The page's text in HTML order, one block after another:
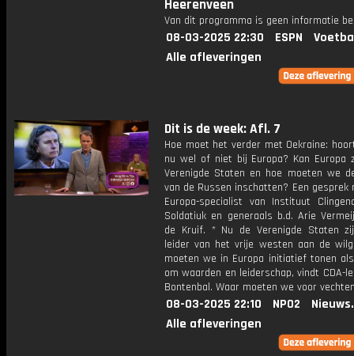
Heerenveen
Van dit programma is geen informatie
08-03-2025 22:30 ESPN
Alle afleveringen
Dit is de week: Afl. 7
Hoe moet het verder met Oekraine:
nu wel of niet bij Europa? Kan Europa
Verenigde Staten en hoe moeten we
van de Russen inschatten? Een gesprek
Europa-specialist van Instituut
Soldatiuk en generaals b.d. Arie
de Kruif. * Nu de Verenigde Staten
leider van het vrije westen aan de
moeten we in Europa initiatief tonen
om waarden en leiderschap, vindt CDA-
Bontenbal. Waar moeten we voor
08-03-2025 22:10 NPO2
Alle afleveringen